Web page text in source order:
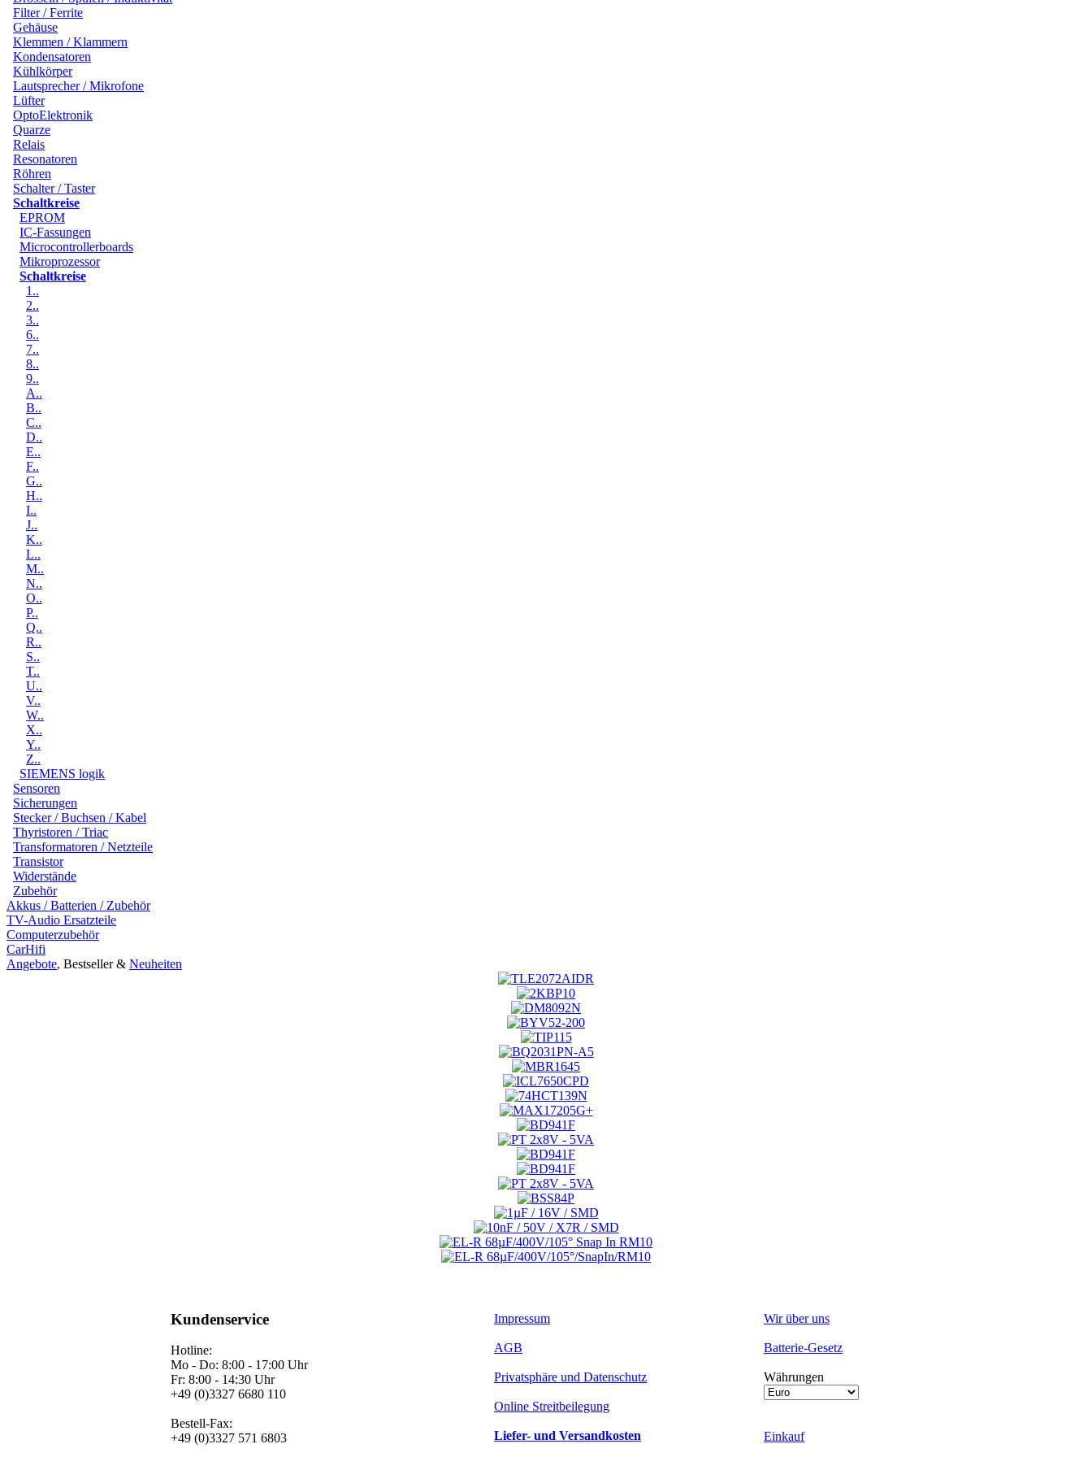
Filter / Ferrite
Gehäuse
Klemmen / Klammern
Kondensatoren
Kühlkörper
Lautsprecher / Mikrofone
Lüfter
OptoElektronik
Quarze
Relais
Resonatoren
Röhren
Schalter / Taster
Schaltkreise
EPROM
IC-Fassungen
Microcontrollerboards
Mikroprozessor
Schaltkreise
1..
2..
3..
6..
7..
8..
9..
A..
B..
C..
D..
E..
F..
G..
H..
I..
J..
K..
L..
M..
N..
O..
P..
Q..
R..
S..
T..
U..
V..
W..
X..
Y..
Z..
SIEMENS logik
Sensoren
Sicherungen
Stecker / Buchsen / Kabel
Thyristoren / Triac
Transformatoren / Netzteile
Transistor
Widerstände
Zubehör
Akkus / Batterien / Zubehör
TV-Audio Ersatzteile
Computerzubehör
CarHifi
Angebote, Bestseller & Neuheiten
Kundenservice
Hotline:
Mo - Do: 8:00 - 17:00 Uhr
Fr: 8:00 - 14:30 Uhr
+49 (0)3327 6680 110
Bestell-Fax:
+49 (0)3327 571 6803
Impressum
AGB
Privatsphäre und Datenschutz
Online Streitbeilegung
Liefer- und Versandkosten
Wir über uns
Batterie-Gesetz
Währungen
Einkauf